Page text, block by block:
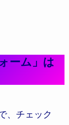
ーム」は
、チェック